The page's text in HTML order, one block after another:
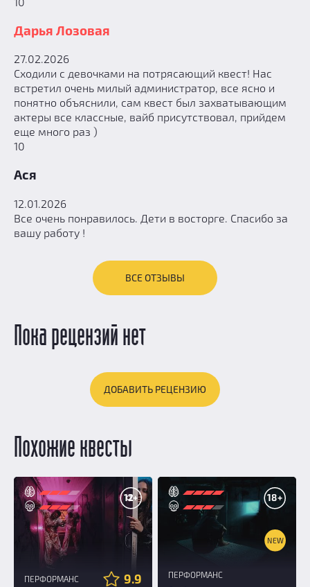
Дарья Лозовая
27.02.2026
Сходили с девочками на потрясающий квест! Нас
встретил очень милый администратор, все ясно и
понятно объяснили, сам квест был захватывающим
актеры все классные, вайб присутствовал, прийдем
еще много раз )
10
Ася
12.01.2026
Все очень понравилось. Дети в восторге. Спасибо за
вашу работу !
ВСЕ ОТЗЫВЫ
Пока рецензий нет
ДОБАВИТЬ РЕЦЕНЗИЮ
Похожие квесты
12+
ПЕРФОРМАНС 9.9
18+
NEW
ПЕРФОРМАНС